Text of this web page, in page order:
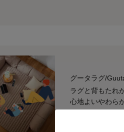
グータラグ/
ラグと背もたれ
心地よいやわら